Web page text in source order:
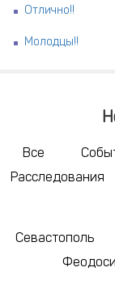
Отлично!!
Молодцы!!
Все
Расследования
Севастополь